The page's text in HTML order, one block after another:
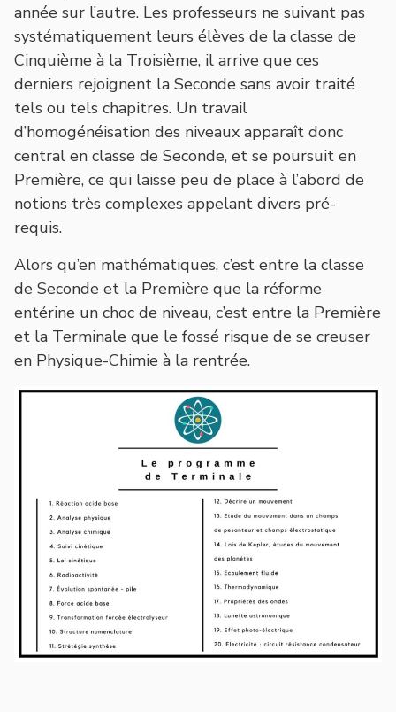
année sur l’autre. Les professeurs ne suivant pas
systématiquement leurs élèves de la classe de
Cinquième à la Troisième, il arrive que ces
derniers rejoignent la Seconde sans avoir traité
tels ou tels chapitres. Un travail
d’homogénéisation des niveaux apparaît donc
central en classe de Seconde, et se poursuit en
Première, ce qui laisse peu de place à l’abord de
notions très complexes appelant divers pré-
requis.
Alors qu’en mathématiques, c’est entre la classe
de Seconde et la Première que la réforme
entérine un choc de niveau, c’est entre la Première
et la Terminale que le fossé risque de se creuser
en Physique-Chimie à la rentrée.